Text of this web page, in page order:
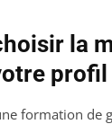
la
formation de